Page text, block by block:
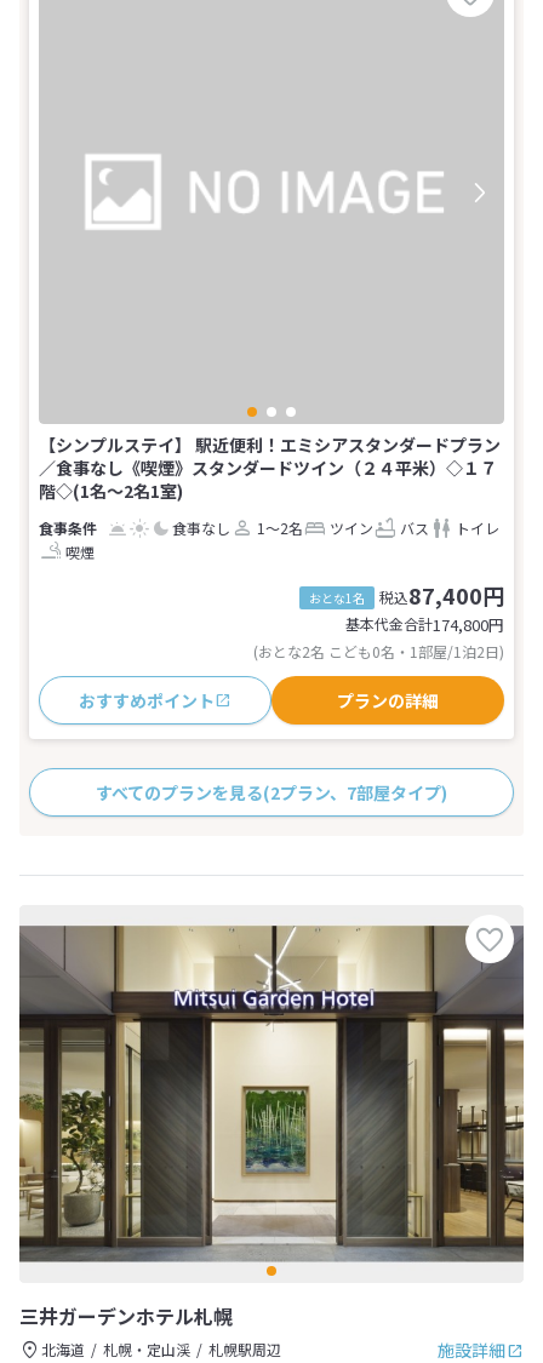
【シンプルステイ】 駅近便利！エミシアスタンダードプラン
／食事なし《喫煙》スタンダードツイン（２４平米）◇１７
階◇(1名～2名1室)
食事なし 1～2名 ツイン バス
トイレ
喫煙
おとな1名 税込87,400円
基本代金合計174,800円
(おとな2名 こども0名・1部屋/1泊2日)
おすすめポイント プランの詳細
すべてのプランを見る(2プラン、7部屋タイプ)
三井ガーデンホテル札幌
施設詳細
北海道 札幌・定山渓
札幌駅周辺